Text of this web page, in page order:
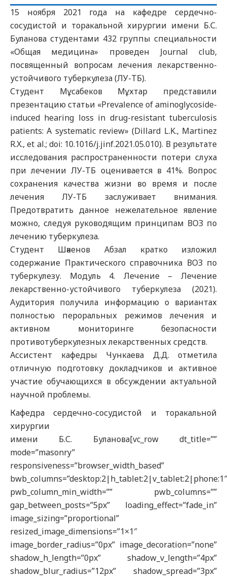
15 ноября 2021 года на кафедре сердечно-
сосудистой и торакальной хирургии имени Б.С.
Буланова студентами 432 группы специальности
«Общая медицина» проведен Journal club,
посвященный вопросам лечения лекарственно-
устойчивого туберкулеза (ЛУ-ТБ).
Студент Мұсабеков Мұхтар представили
презентацию статьи «Prevalence of aminoglycoside-
induced hearing loss in drug-resistant tuberculosis
patients: A systematic review» (Dillard L.K., Martinez
R.X., et al.; doi: 10.1016/j.jinf.2021.05.010). В результате
исследования распространенности потери слуха
при лечении ЛУ-ТБ оценивается в 41%. Вопрос
сохранения качества жизни во время и после
лечения ЛУ-ТБ заслуживает внимания.
Предотвратить данное нежелательное явление
можно, следуя руководящим принципам ВОЗ по
лечению туберкулеза.
Студент Шәкенов Абзал кратко изложил
содержание Практического справочника ВОЗ по
туберкулезу. Модуль 4. Лечение – Лечение
лекарственно-устойчивого туберкулеза (2021).
Аудитория получила информацию о вариантах
полностью пероральных режимов лечения и
активном мониторинге безопасности
противотуберкулезных лекарственных средств.
Ассистент кафедры Чункаева Д.Д. отметила
отличную подготовку докладчиков и активное
участие обучающихся в обсуждении актуальной
научной проблемы.
Кафедра сердечно-сосудистой и торакальной
хирургии
имени Б.С. Буланова[vc_row dt_title=””
mode=”masonry”
responsiveness=”browser_width_based”
bwb_columns=”desktop:2|h_tablet:2|v_tablet:2|phone:1″
pwb_column_min_width=”” pwb_columns=””
gap_between_posts=”5px” loading_effect=”fade_in”
image_sizing=”proportional”
resized_image_dimensions=”1×1″
image_border_radius=”0px” image_decoration=”none”
shadow_h_length=”0px” shadow_v_length=”4px”
shadow_blur_radius=”12px” shadow_spread=”3px”